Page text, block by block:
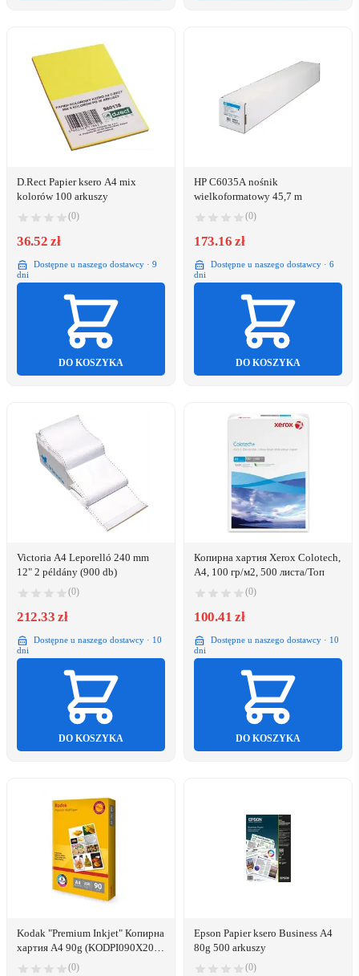
D.Rect Papier ksero A4 mix
kolorów 100 arkuszy
(0)
36.52 zł
Dostępne u naszego dostawcy · 9
dni
DO KOSZYKA
HP C6035A nośnik
wielkoformatowy 45,7 m
(0)
173.16 zł
Dostępne u naszego dostawcy · 6
dni
DO KOSZYKA
Victoria A4 Leporelló 240 mm
12" 2 példány (900 db)
(0)
212.33 zł
Dostępne u naszego dostawcy · 10
dni
DO KOSZYKA
Копирна хартия Xerox Colotech,
A4, 100 гр/м2, 500 листа/Топ
(0)
100.41 zł
Dostępne u naszego dostawcy · 10
dni
DO KOSZYKA
Kodak "Premium Inkjet" Копирна
хартия A4 90g (KODPI090X205)
(KODPI090X205)
(0)
Epson Papier ksero Business A4
80g 500 arkuszy
(0)